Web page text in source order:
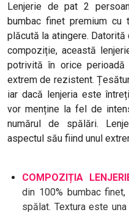
Lenjerie de pat 2
bumbac finet premium cu
plăcută la atingere.
compoziție, această
potrivită în orice
extrem de rezistent.
iar dacă lenjeria este
vor menține la fel de
numărul de spălări.
aspectul său fiind unul
COMPOZIȚIA
din 100% bumbac
spălat. Textura este